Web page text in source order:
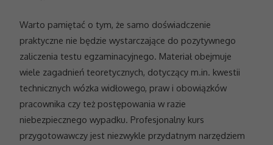
Warto pamiętać o tym, że samo doświadczenie
praktyczne nie będzie wystarczające do pozytywnego
zaliczenia testu egzaminacyjnego. Materiał obejmuje
wiele zagadnień teoretycznych, dotyczący m.in. kwestii
technicznych wózka widłowego, praw i obowiązków
pracownika czy też postępowania w razie
niebezpiecznego wypadku. Profesjonalny kurs
przygotowawczy jest niezwykle przydatnym narzędziem